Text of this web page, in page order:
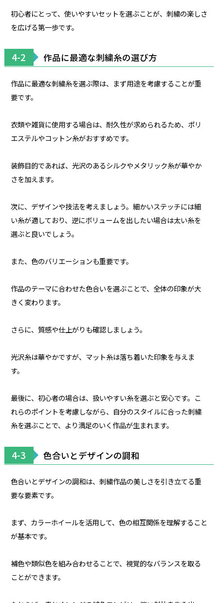
初心者にとって、使いやすいセットを選ぶことが、刺繍の楽しさ
を広げる第一歩です。
4-2 作品に最適な刺繍糸の選び方
作品に最適な刺繍糸を選ぶ際は、まず用途を考慮することが重
要です。
衣類や雑貨に使用する場合は、耐久性が求められるため、ポリ
エステルやコットン糸がおすすめです。
装飾目的であれば、光沢のあるシルクやメタリック糸が華やか
さを加えます。
次に、デザインや技法を考えましょう。細かいステッチには細
い糸が適しており、逆にボリュームを出したい場合は太い糸を
選ぶと良いでしょう。
また、色のバリエーションも重要です。
作品のテーマに合わせた色合いを選ぶことで、全体の印象が大
きく変わります。
さらに、質感や仕上がりも確認しましょう。
光沢糸は華やかですが、マット糸は落ち着いた印象を与えま
す。
最後に、初心者の場合は、扱いやすい糸を選ぶと安心です。こ
れらのポイントを考慮しながら、自分のスタイルに合った刺繍
糸を選ぶことで、より満足のいく作品が生まれます。
4-3 色合いとデザインの調和
色合いとデザインの調和は、刺繍作品の美しさを引き立てる重
要な要素です。
まず、カラーホイールを活用して、色の相互関係を理解すること
が基本です。
補色や類似色を組み合わせることで、視覚的なバランスを取る
ことができます。